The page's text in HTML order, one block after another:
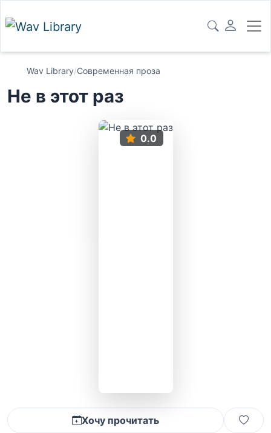
Wav Library/Современная проза
Не в этот раз
0.0
Хочу прочитать